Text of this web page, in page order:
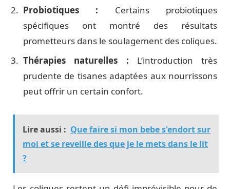
Probiotiques : Certains probiotiques
spécifiques ont montré des résultats
prometteurs dans le soulagement des coliques.
Thérapies naturelles : L’introduction très
prudente de tisanes adaptées aux nourrissons
peut offrir un certain confort.
Lire aussi : Que faire si mon bebe s'endort sur
moi et se reveille des que je le mets dans le lit
?